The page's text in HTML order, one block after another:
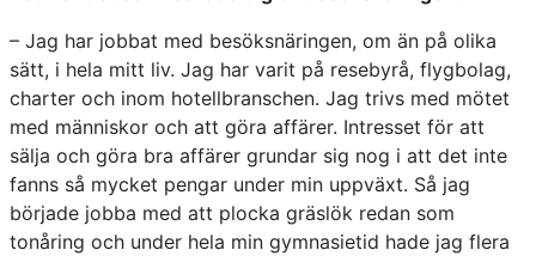
– Jag har jobbat med besöksnäringen, om än på olika
sätt, i hela mitt liv. Jag har varit på resebyrå, flygbolag,
charter och inom hotellbranschen. Jag trivs med mötet
med människor och att göra affärer. Intresset för att
sälja och göra bra affärer grundar sig nog i att det inte
fanns så mycket pengar under min uppväxt. Så jag
började jobba med att plocka gräslök redan som
tonåring och under hela min gymnasietid hade jag flera